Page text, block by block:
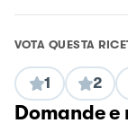
VOTA QUESTA
1 2
Domande e